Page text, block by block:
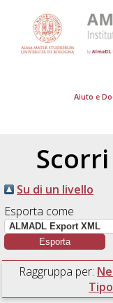
Aiuto e
Su di un livello
Esporta come
Raggruppa per: